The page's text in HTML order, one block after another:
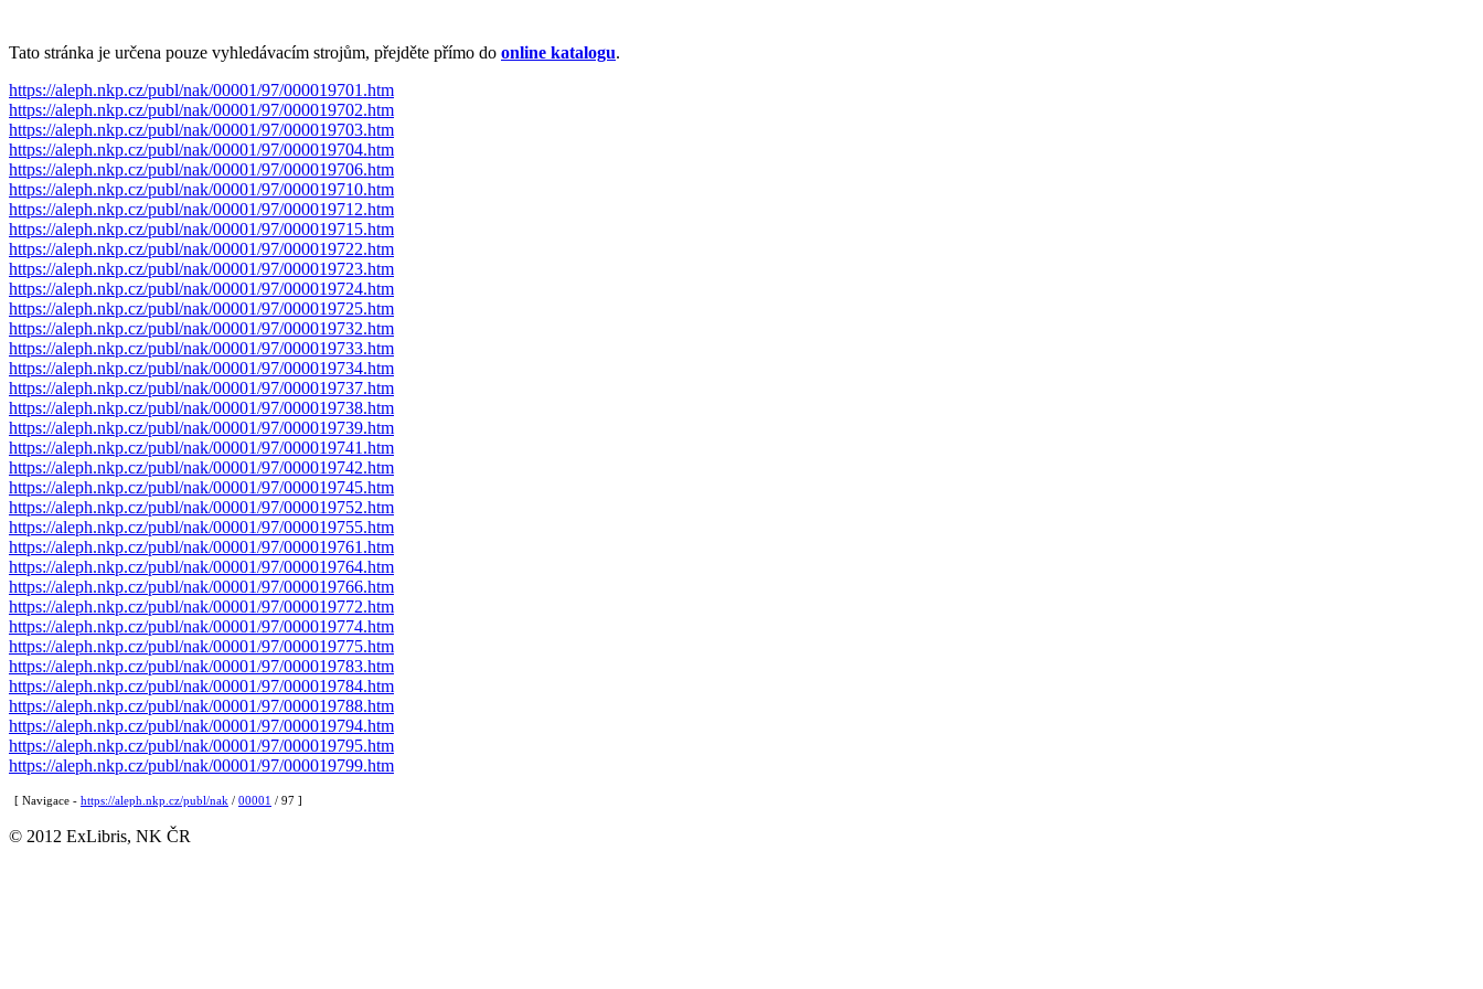
Tato stránka je určena pouze vyhledávacím strojům, přejděte přímo do online katalogu.
https://aleph.nkp.cz/publ/nak/00001/97/000019701.htm
https://aleph.nkp.cz/publ/nak/00001/97/000019702.htm
https://aleph.nkp.cz/publ/nak/00001/97/000019703.htm
https://aleph.nkp.cz/publ/nak/00001/97/000019704.htm
https://aleph.nkp.cz/publ/nak/00001/97/000019706.htm
https://aleph.nkp.cz/publ/nak/00001/97/000019710.htm
https://aleph.nkp.cz/publ/nak/00001/97/000019712.htm
https://aleph.nkp.cz/publ/nak/00001/97/000019715.htm
https://aleph.nkp.cz/publ/nak/00001/97/000019722.htm
https://aleph.nkp.cz/publ/nak/00001/97/000019723.htm
https://aleph.nkp.cz/publ/nak/00001/97/000019724.htm
https://aleph.nkp.cz/publ/nak/00001/97/000019725.htm
https://aleph.nkp.cz/publ/nak/00001/97/000019732.htm
https://aleph.nkp.cz/publ/nak/00001/97/000019733.htm
https://aleph.nkp.cz/publ/nak/00001/97/000019734.htm
https://aleph.nkp.cz/publ/nak/00001/97/000019737.htm
https://aleph.nkp.cz/publ/nak/00001/97/000019738.htm
https://aleph.nkp.cz/publ/nak/00001/97/000019739.htm
https://aleph.nkp.cz/publ/nak/00001/97/000019741.htm
https://aleph.nkp.cz/publ/nak/00001/97/000019742.htm
https://aleph.nkp.cz/publ/nak/00001/97/000019745.htm
https://aleph.nkp.cz/publ/nak/00001/97/000019752.htm
https://aleph.nkp.cz/publ/nak/00001/97/000019755.htm
https://aleph.nkp.cz/publ/nak/00001/97/000019761.htm
https://aleph.nkp.cz/publ/nak/00001/97/000019764.htm
https://aleph.nkp.cz/publ/nak/00001/97/000019766.htm
https://aleph.nkp.cz/publ/nak/00001/97/000019772.htm
https://aleph.nkp.cz/publ/nak/00001/97/000019774.htm
https://aleph.nkp.cz/publ/nak/00001/97/000019775.htm
https://aleph.nkp.cz/publ/nak/00001/97/000019783.htm
https://aleph.nkp.cz/publ/nak/00001/97/000019784.htm
https://aleph.nkp.cz/publ/nak/00001/97/000019788.htm
https://aleph.nkp.cz/publ/nak/00001/97/000019794.htm
https://aleph.nkp.cz/publ/nak/00001/97/000019795.htm
https://aleph.nkp.cz/publ/nak/00001/97/000019799.htm
[ Navigace - https://aleph.nkp.cz/publ/nak / 00001 / 97 ]
© 2012 ExLibris, NK ČR